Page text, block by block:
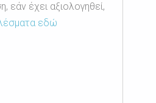
εάν έχει αξιολογηθεί,
εδώ